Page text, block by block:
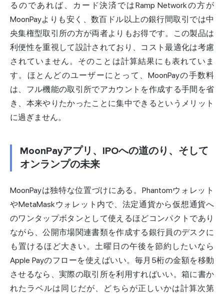
るのであれば、カード決済ではRamp Networkの方が
MoonPayよりも安く、数百ドル以上の銀行間取引では中
央集権型取引所の方が両者よりもお得です。この製品は
利便性を重視して設計されており、コスト最適化は考慮
されていません。そのことは計算結果にも表れていま
す。ほとんどのユーザーにとって、MoonPayの手数料
は、フル機能の取引所でアカウントを作成する手間を省
き、本来やりたかったことに集中できるというメリット
に過ぎません。
MoonPayアプリ、IPOへの道のり、そして
オンランプの未来
MoonPayは独特な位置づけにある。Phantomウォレット
やMetaMaskウォレット内で、法定通貨から仮想通貨へ
のワンタップボタンとして使えるほどコンパクトであり
ながら、公開市場関連書類を作成する銀行員のデスクに
も置けるほど大きい。土曜日の午後を節約したいなら
Apple Payのフローを使えばいい。毎月5桁の金額を移動
させるなら、実際の取引所を利用すればいい。箱に書か
れたラベルは同じだが、どちらが正しいかは計算次第